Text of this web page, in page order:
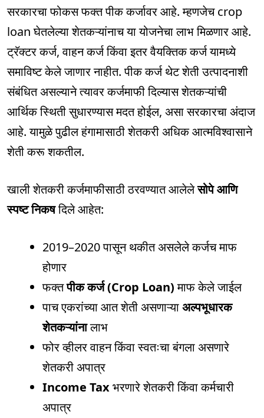
सरकारचा फोकस फक्त पीक कर्जावर आहे. म्हणजेच crop
loan घेतलेल्या शेतकऱ्यांनाच या योजनेचा लाभ मिळणार आहे.
ट्रॅक्टर कर्ज, वाहन कर्ज किंवा इतर वैयक्तिक कर्ज यामध्ये
समाविष्ट केले जाणार नाहीत. पीक कर्ज थेट शेती उत्पादनाशी
संबंधित असल्याने त्यावर कर्जमाफी दिल्यास शेतकऱ्यांची
आर्थिक स्थिती सुधारण्यास मदत होईल, असा सरकारचा अंदाज
आहे. यामुळे पुढील हंगामासाठी शेतकरी अधिक आत्मविश्वासाने
शेती करू शकतील.
खाली शेतकरी कर्जमाफीसाठी ठरवण्यात आलेलेसोपे आणि
स्पष्ट निकषदिले आहेत:
2019–2020 पासून थकीत असलेले कर्जच माफ
होणार
फक्तपीक कर्ज (Crop Loan)माफ केले जाईल
पाच एकरांच्या आत शेती असणाऱ्याअल्पभूधारक
शेतकऱ्यांनालाभ
फोर व्हीलर वाहन किंवा स्वतःचा बंगला असणारे
शेतकरी अपात्र
Income Taxभरणारे शेतकरी किंवा कर्मचारी
अपात्र